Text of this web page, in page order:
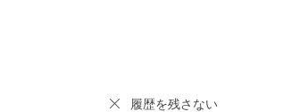
履歴を残さない